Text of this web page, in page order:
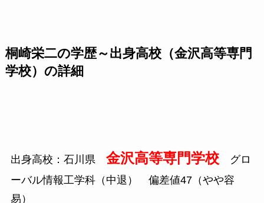
桐崎栄二の学歴～出身高校（金沢高等専門
学校）の詳細
出身高校：石川県 金沢高等専門学校グロ
ーバル情報工学科（中退） 偏差値47（やや容
易）